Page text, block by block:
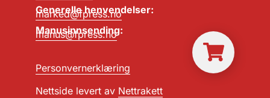
Generelle henvendelser:
marked@fpress.no
Manusinnsending:
manus@fpress.no
Personvernerklæring
Nettside levert av Nettrakett